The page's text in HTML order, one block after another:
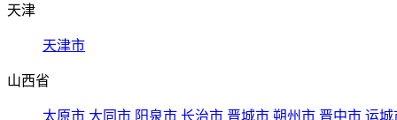
天津
天津市
山西省
太原市 大同市 阳泉市 长治市 晋城市 朔州市 晋中市 运城